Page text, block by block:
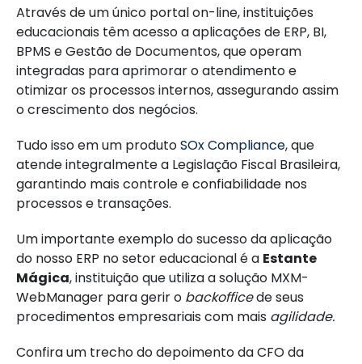
Através de um único portal on-line, instituições
educacionais têm acesso a aplicações de ERP, BI,
BPMS e Gestão de Documentos, que operam
integradas para aprimorar o atendimento e
otimizar os processos internos, assegurando assim
o crescimento dos negócios.
Tudo isso em um produtoSOx Compliance, que
atende integralmente a Legislação Fiscal Brasileira,
garantindo mais controle e confiabilidade nos
processos e transações.
Um importante exemplo do sucesso da aplicação
do nosso ERP no setor educacional é a Estante
Mágica, instituição que utiliza a solução MXM-
WebManager para gerir o backofficede seus
procedimentos empresariais com mais agilidade.
Confira um trecho do depoimento da CFO da